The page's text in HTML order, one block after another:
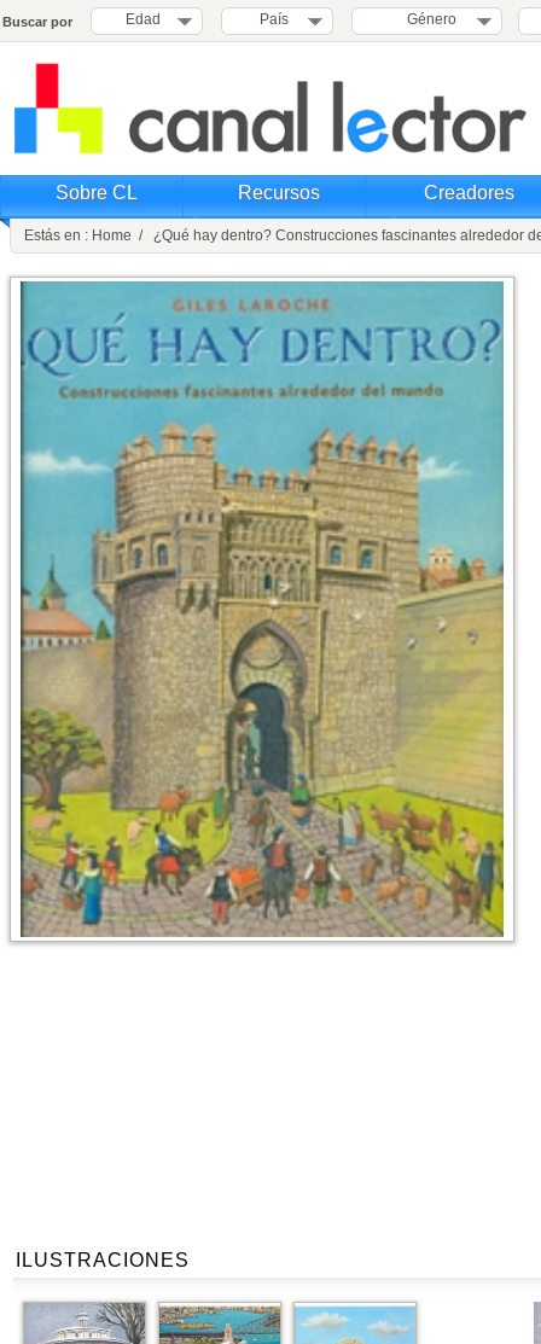
Buscar por Edad País Género
Sobre CL Recursos Creadores
Estás en : Home / ¿Qué hay dentro? Construcciones fascinantes alrededor
ILUSTRACIONES